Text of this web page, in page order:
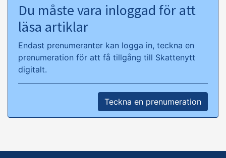
Du måste vara inloggad för att
läsa artiklar
Endast prenumeranter kan logga in, teckna en
prenumeration för att få tillgång till Skattenytt
digitalt.
Teckna en prenumeration